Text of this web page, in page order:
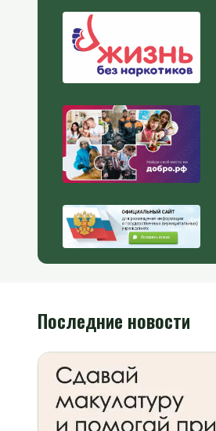
Последние новости